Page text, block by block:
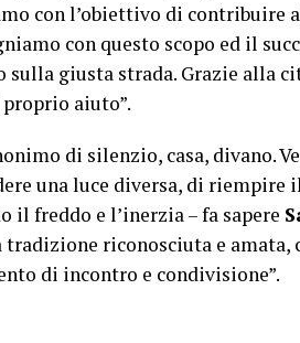
con l’obiettivo di contribuire
con questo scopo ed il
giusta strada. Grazie alla
aiuto”.
di silenzio, casa, divano.
una luce diversa, di riempire
il freddo e l’inerzia – fa sapere
tradizione riconosciuta e amata,
di incontro e condivisione”.